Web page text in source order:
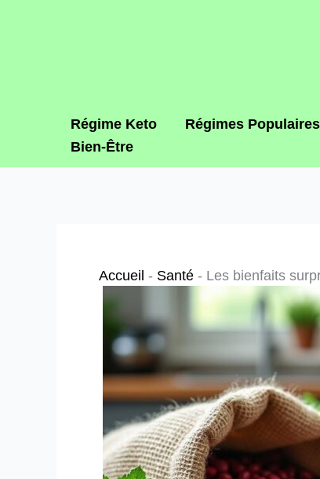
Régime Keto Régimes Populaires
Bien-Être
Accueil - Santé - Les bienfaits